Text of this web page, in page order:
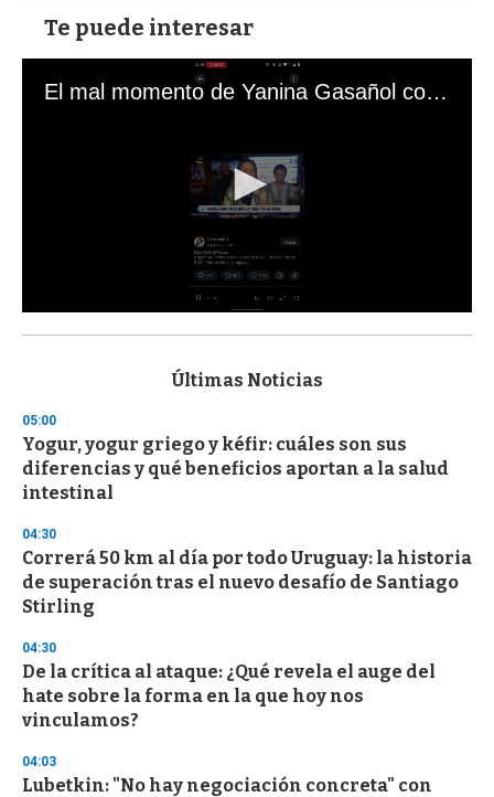
Te puede interesar
El mal momento de Yanina Gasañol con un hincha argentino en "Subrayado"
s
d
s
o
f
3
s
e
c
o
n
Últimas Noticias
05:00
Yogur, yogur griego y kéfir: cuáles son sus
diferencias y qué beneficios aportan a la salud
intestinal
04:30
Correrá 50 km al día por todo Uruguay: la historia
de superación tras el nuevo desafío de Santiago
Stirling
04:30
De la crítica al ataque: ¿Qué revela el auge del
hate sobre la forma en la que hoy nos
vinculamos?
04:03
Lubetkin: "No hay negociación concreta" con